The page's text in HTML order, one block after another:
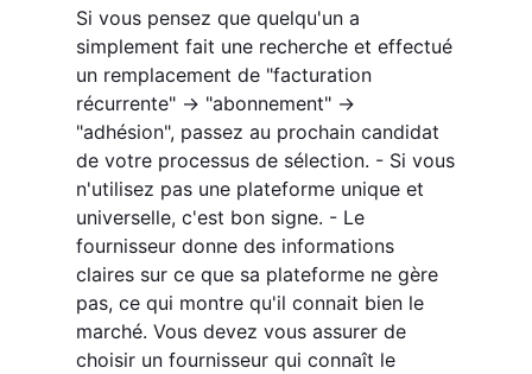
Si vous pensez que quelqu'un a
simplement fait une recherche et effectué
un remplacement de "facturation
récurrente" -> "abonnement" ->
"adhésion", passez au prochain candidat
de votre processus de sélection. - Si vous
n'utilisez pas une plateforme unique et
universelle, c'est bon signe. - Le
fournisseur donne des informations
claires sur ce que sa plateforme ne gère
pas, ce qui montre qu'il connait bien le
marché. Vous devez vous assurer de
choisir un fournisseur qui connaît le